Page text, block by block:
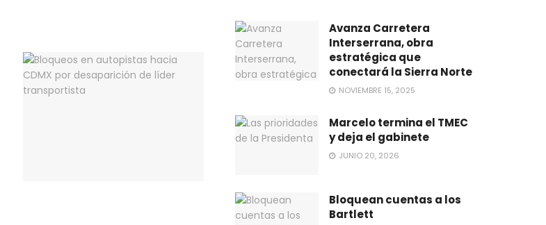
Avanza Carretera
Interserrana, obra
estratégica que
conectará la Sierra Norte
NOVIEMBRE 15, 2025
Marcelo termina el TMEC
y deja el gabinete
JUNIO 20, 2026
Bloquean cuentas a los
Bartlett